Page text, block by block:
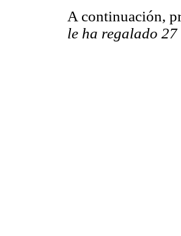
A continuación,
le ha regalado